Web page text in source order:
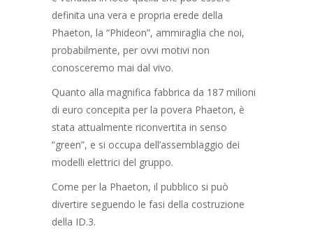
definita una vera e propria erede della
Phaeton, la “Phideon”, ammiraglia che noi,
probabilmente, per ovvi motivi non
conosceremo mai dal vivo.
Quanto alla magnifica fabbrica da 187 milioni
di euro concepita per la povera Phaeton, è
stata attualmente riconvertita in senso
“green”, e si occupa dell’assemblaggio dei
modelli elettrici del gruppo.
Come per la Phaeton, il pubblico si può
divertire seguendo le fasi della costruzione
della ID.3.